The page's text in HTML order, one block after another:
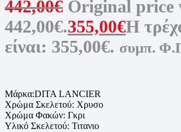
442,00€ Original price
442,00€.355,00€Η
είναι: 355,00€. συμπ.
Μάρκα:DITA LANCIER
Χρώμα Σκελετού: Χρυσο
Χρώμα Φακών: Γκρι
Υλικό Σκελετού: Τιτανιο